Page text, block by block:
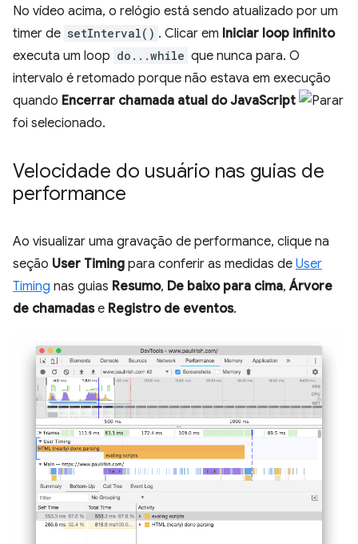
No vídeo acima, o relógio está sendo atualizado por um
timer de setInterval() . Clicar em Iniciar loop infinito
executa um loop do...while que nunca para. O
intervalo é retomado porque não estava em execução
quando Encerrar chamada atual do JavaScript
foi selecionado.
Velocidade do usuário nas guias de
performance
Ao visualizar uma gravação de performance, clique na
seção User Timing para conferir as medidas de User
Timing nas guias Resumo, De baixo para cima,Árvore
de chamadase Registro de eventos.